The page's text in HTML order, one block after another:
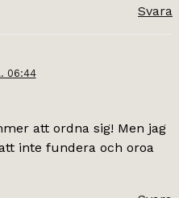
Svara
06:44
att ordna sig! Men jag
inte fundera och oroa